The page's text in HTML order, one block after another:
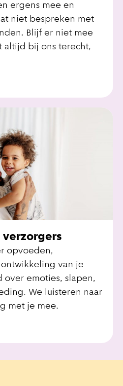
ergens mee en
niet bespreken met
Blijf er niet mee
altijd bij ons terecht,
verzorgers
opvoeden,
van je
over emoties, slapen,
We luisteren naar
met je mee.